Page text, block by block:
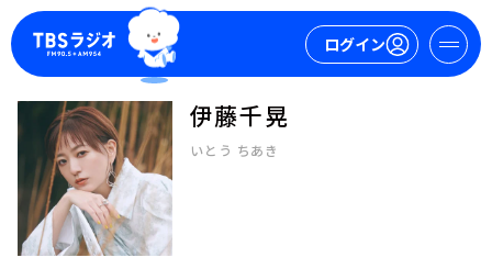
ログイン
マイページ
ログイン
伊藤千晃
いとう ちあき